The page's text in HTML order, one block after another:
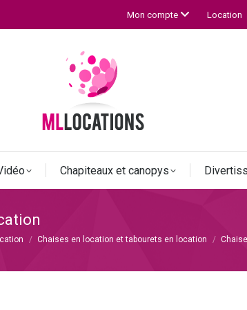
Mon compte Location
Chapiteaux et canopys
Chaises en location et tabourets en location